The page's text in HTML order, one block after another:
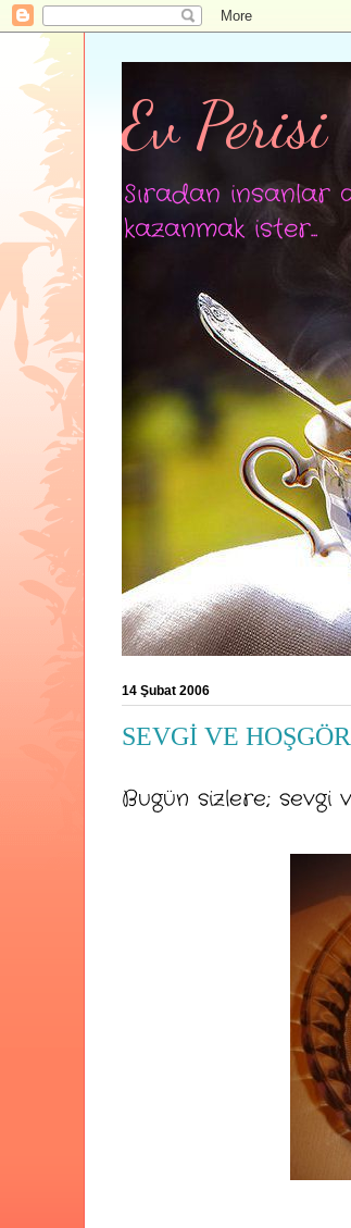
Ev Perisi
Sıradan insanlar
kazanmak ister...
14 Şubat 2006
SEVGİ VE
Bugün sizlere; sevgi